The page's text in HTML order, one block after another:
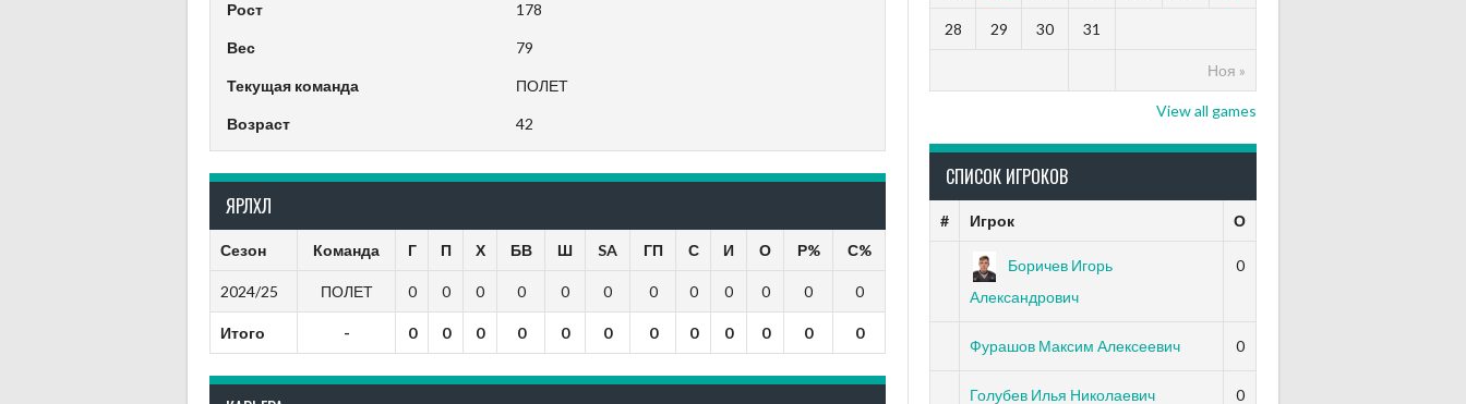
Рост 178
Вес 79
Текущая команда ПОЛЕТ
Возраст 42
ЯРЛХЛ
Сезон Команда Г П Х БВ Ш SA ГП С И О Р% С%
2024/25 ПОЛЕТ 0 0 0 0 0 0 0 0 0 0 0 0
Итого - 0 0 0 0 0 0 0 0 0 0 0 0
Ноя »
28 29 30 31
View all games
СПИСОК ИГРОКОВ
# Игрок О
Боричев Игорь
Александрович
0
Фурашов Максим Алексеевич 0
Голубев Илья Николаевич 0